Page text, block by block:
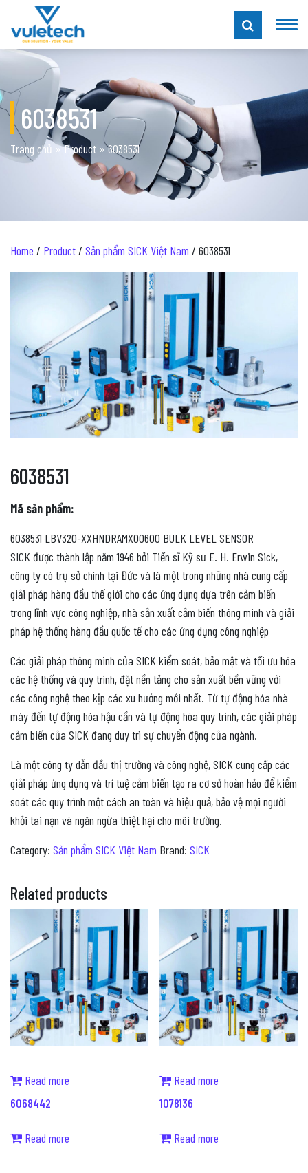
6038531
Trang chủ »Product »6038531
Home / Product/ Sản phẩm SICK Việt Nam / 6038531
6038531
Mã sản phẩm:
6038531 LBV320-XXHNDRAMX00600 BULK LEVEL SENSOR
SICK được thành lập năm 1946 bởi Tiến sĩ Kỹ sư E. H. Erwin Sick,
công ty có trụ sở chính tại Đức và là một trong những nhà cung cấp
giải pháp hàng đầu thế giới cho các ứng dụng dựa trên cảm biến
trong lĩnh vực công nghiệp, nhà sản xuất cảm biến thông minh và giải
pháp hệ thống hàng đầu quốc tế cho các ứng dụng công nghiệp
Các giải pháp thông minh của SICK kiểm soát, bảo mật và tối ưu hóa
các hệ thống và quy trình, đặt nền tảng cho sản xuất bền vững với
các công nghệ theo kịp các xu hướng mới nhất. Từ tự động hóa nhà
máy đến tự động hóa hậu cần và tự động hóa quy trình, các giải pháp
cảm biến của SICK đang duy trì sự chuyển động của ngành.
Là một công ty dẫn đầu thị trường và công nghệ, SICK cung cấp các
giải pháp ứng dụng và trí tuệ cảm biến tạo ra cơ sở hoàn hảo để kiểm
soát các quy trình một cách an toàn và hiệu quả, bảo vệ mọi người
khỏi tai nạn và ngăn ngừa thiệt hại cho môi trường.
Category: Sản phẩm SICK Việt Nam Brand: SICK
Related products
Read more
6068442
Read more
Read more
1078136
Read more